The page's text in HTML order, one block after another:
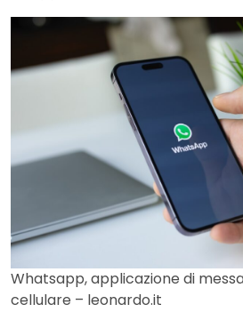
Whatsapp, applicazione di
cellulare – leonardo.it